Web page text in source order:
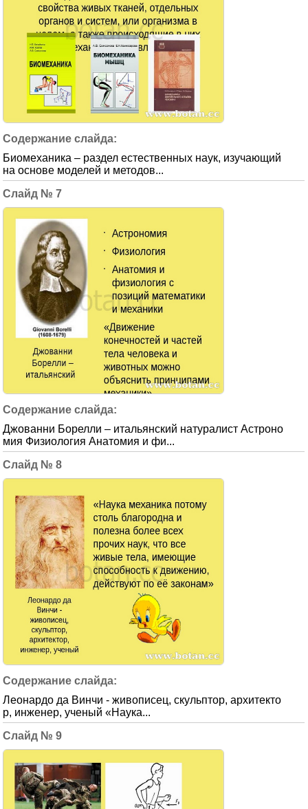
Биомеханика – раздел естественных наук, изучающий
на основе моделей и методов...
7
Джованни Борелли – итальянский натуралист Астроно
мия Физиология Анатомия и фи...
8
Леонардо да Винчи - живописец, скульптор, архитекто
р, инженер, ученый «Наука...
9